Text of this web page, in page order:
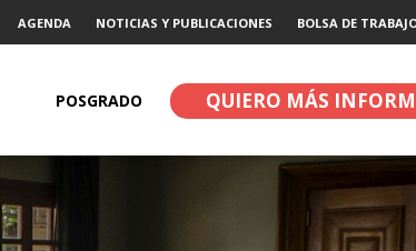
AGENDA NOTICIAS Y PUBLICACIONES BOLSA DE
POSGRADO QUIERO MÁS